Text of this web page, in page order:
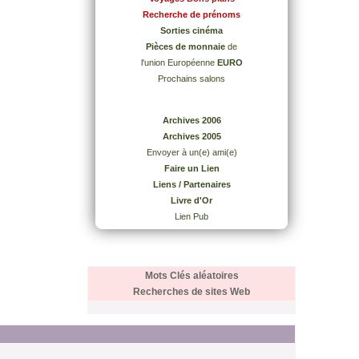
Recherche de prénoms
Sorties cinéma
Pièces de monnaie de
l'union Européenne EURO
Prochains salons
Archives 2006
Archives 2005
Envoyer à un(e) ami(e)
Faire un Lien
Liens / Partenaires
Livre d'Or
Lien Pub
Mots Clés aléatoires
Recherches de sites Web